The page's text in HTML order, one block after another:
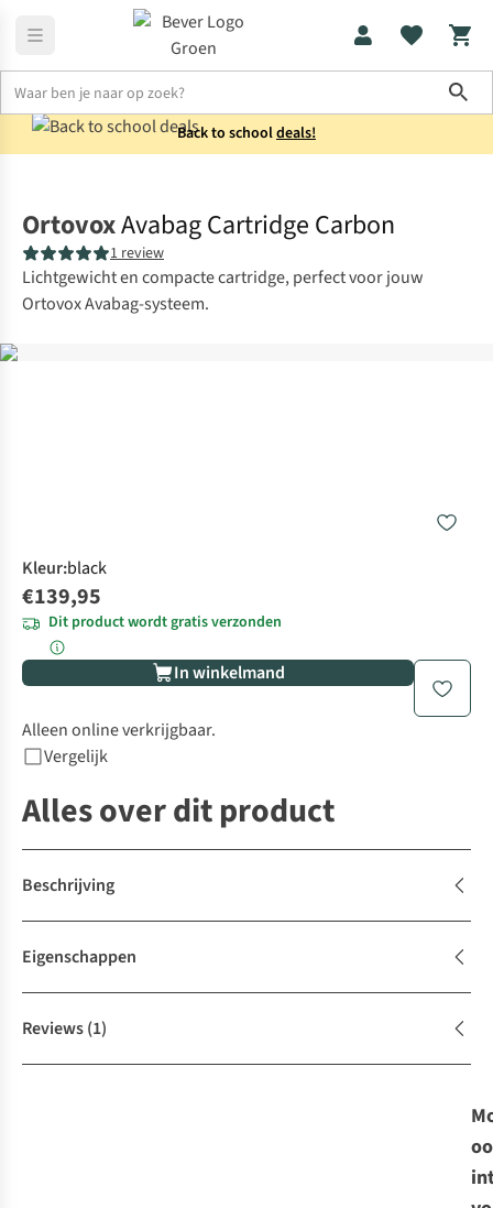
Back to schooldeals!
OrtovoxAvabag Cartridge Carbon
1 review
Lichtgewicht en compacte cartridge, perfect voor jouw
Ortovox Avabag-systeem.
Kleur:black
€139,95
Dit product wordt gratis verzonden
In winkelmand
Alleen online verkrijgbaar.
Vergelijk
Alles over dit product
Beschrijving
Eigenschappen
Reviews(1)